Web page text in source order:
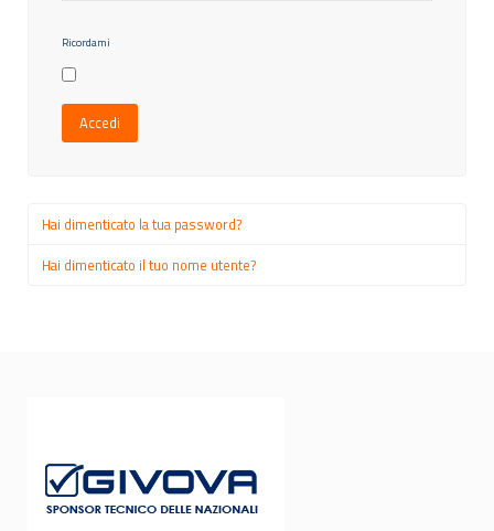
Ricordami
Accedi
Hai dimenticato la tua password?
Hai dimenticato il tuo nome utente?